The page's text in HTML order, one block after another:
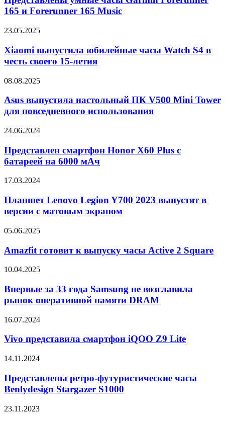
планшете
Pixel
3
Garmin
Forerunner
и
165
Music
165 и Forerunner 165 Music
Xiaomi
юбилейные
часы
Watch
в
своего
15-
23.05.2025
Xiaomi выпустила юбилейные часы Watch S4 в
честь своего 15-летия
Asus
настольный
V500
Tower
повседневного
использования
08.08.2025
Asus выпустила настольный ПК V500 Mini Tower
для повседневного использования
Представлен
Honor
X60
Plus
батареей
6000
мАч
24.06.2024
Представлен смартфон Honor X60 Plus с
батареей на 6000 мАч
Планшет
Legion
Y700
2023
в
с
экраном
17.03.2024
Планшет Lenovo Legion Y700 2023 выпустят в
версии с матовым экраном
Amazfit
к
выпуску
часы
2
Square
05.06.2025
Amazfit готовит к выпуску часы Active 2 Square
Впервые
33
года
Samsung
возглавила
оперативной
DRAM
10.04.2025
Впервые за 33 года Samsung не возглавила
рынок оперативной памяти DRAM
Vivo
смартфон
Z9
16.07.2024
Vivo представила смартфон iQOO Z9 Lite
Представлены
футуристические
часы
Benlydesign
S1000
14.11.2024
Представлены ретро-футуристические часы
Benlydesign Stargazer S1000
Представлен
23.11.2023